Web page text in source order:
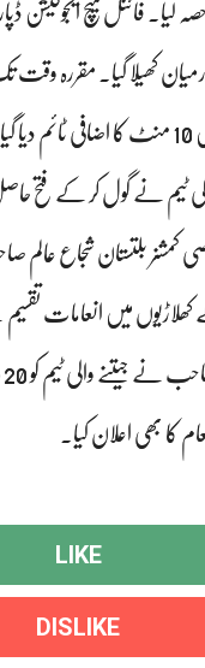
لیا۔ فائنل میچ ایجوکیشن
کھیلا گیا۔ مقررہ وقت
گول نہیں کر سکی۔بعد میں 10 منٹ کا
ٹیم نے گول کر کے فتح حاصل
کمشنر بلتستان شجاع عالم
میں انعامات تقسیم
LIKE
DISLIKE